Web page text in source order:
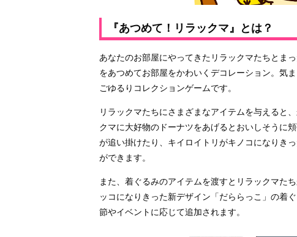
『あつめて！リラックマ』とは？
あなたのお部屋にやってきたリラックマたちとま
をあつめてお部屋をかわいくデコレーション。気
ごゆるりコレクションゲームです。
リラックマたちにさまざまなアイテムを与えると
クマに大好物のドーナツをあげるとおいしそうに
が追い掛けたり、キイロイトリがキノコになりき
ができます。
また、着ぐるみのアイテムを渡すとリラックマた
ッコになりきった新デザイン「だららっこ」の着
節やイベントに応じて追加されます。